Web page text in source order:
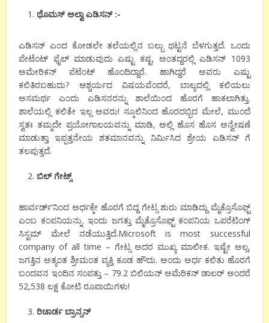
ಥೊಮಸ್ ಅಲ್ವಾ ಎಡಿಸನ್ :-
ಎಡಿಸನ್ ಎಂದ ಕೋಡಲೇ ತಲೆಯಲ್ಲಿನ ಬಲ್ಬು ಥಟ್ಟನೆ ಬೆಳಗುತ್ತದೆ. ಒಂದು
ಪೇಟೆಂಟ್ ಫೈಲ್ ಮಾಡುವುದು ಎಷ್ಟು ಕಷ್ಟ, ಅಂತದ್ದರಲ್ಲಿ ಎಡಿಸನ್ 1093
ಅಮೇರಿಕನ್ ಪೆಟೆಂಟ್ ಹೊಂದಿದ್ದಾರೆ. ಹಾಗಿದ್ದರೆ ಅವರು ಎಷ್ಟು
ಕಲಿತಿರಬಹುದು? ಆಶ್ಚರ್ಯದ ವಿಷಯವೆಂದರೆ, ಬಾಲ್ಯದಲ್ಲಿ ಕಲಿಯಲು
ಅಸಮರ್ಥ ಎಂದು ಎಡಿಸನರನ್ನು ಶಾಲೆಯಿಂದ ಹೊರಗೆ ಹಾಕಲಾಗಿತ್ತು.
ಶಾಲೆಯಲ್ಲಿ ಕಲಿತೇ ಇಲ್ಲ ಅವರು! ಸ್ಕೂಲಿನಿಂದ ಹೊರದಬ್ಬಿದ ಮೇಲೆ, ಮುಂದೆ
ಸ್ವತಃ ತಮ್ಮದೇ ಪ್ರಯೋಗಾಲಯವನ್ನು ಮಾಡಿ, ಅಲ್ಲಿ ಹೊಸ ಹೊಸ ಅನ್ವೇಷಣೆ
ಮಾಡುತ್ತಾ ಇಪ್ಪತ್ತನೇಯ ಶತಮಾನವನ್ನು ನಿರ್ಮಿಸಿದ ಶ್ರೇಯ ಎಡಿಸನ್ ಗೆ
ತಲಪುತ್ತದೆ.
ಬಿಲ್ ಗೇಟ್ಸ್
ಹಾರ್ವರ್ಡ್’ನಿಂದ ಅರ್ಧಕ್ಕೇ ಹೊರಗೆ ಬಿದ್ದ ಗೇಟ್ಸ ಶುರು ಮಾಡಿದ್ದು ಮೈಕ್ರೊಸೊಫ್ಟ್
ಎಂಬ ಕಂಪನಿಯನ್ನು. ಇಂದು ಜಗತ್ತು ಮೈಕ್ರೊಸೊಫ್ಟ್ ಕಂಪನಿಯ ಒಪರೆಟಿಂಗ್
ಸಿಸ್ಟಮ್ ಮೇಲೆ ನಡೆಯುತ್ತಿದೆ.Microsoft is most successful
company of all time – ಗೇಟ್ಸ ಅದರ ಮುಖ್ಯ ಮಾಲೀಕ. ಇಷ್ಟೇ ಅಲ್ಲ,
ಜಗತ್ತಿನ ಅತ್ಯಂತ ಶ್ರೀಮಂತ ವ್ಯಕ್ತಿ ಕೂಡ ಹೌದು. ಅಂದು ಅರ್ಧ ಕಲಿತು ಹೊರಗೆ
ಬಂದವನ ಇಂದಿನ ಸಂಪತ್ತು – 79.2 ಬಿಲಿಯನ್ ಅಮೆರಿಕನ್ ಡಾಲರ್ ಅಂದರೆ
52,538 ಲಕ್ಷ ಕೋಟಿ ರೂಪಾಯಿಗಳು!
ರಿಚಾರ್ಡ ಬ್ರಾನ್ಸನ್